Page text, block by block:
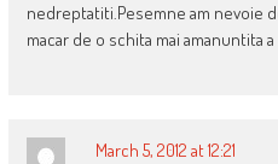
nedreptatiti.Pesemne am nevoie
macar de o schita mai amanuntita
March 5, 2012 at 12:21